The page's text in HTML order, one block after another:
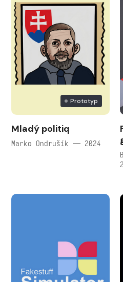
Prototyp
Mladý politiq
Marko Ondrušík — 2024